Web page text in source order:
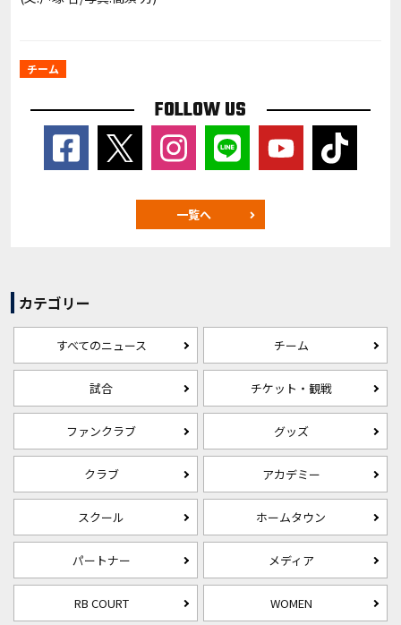
チーム
FOLLOW US
一覧へ
カテゴリー
すべてのニュース チーム
試合 チケット・観戦
ファンクラブ グッズ
クラブ アカデミー
スクール ホームタウン
パートナー メディア
RB COURT WOMEN